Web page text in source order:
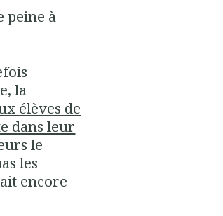
peine à
la
élèves de
dans leur
le
les
encore